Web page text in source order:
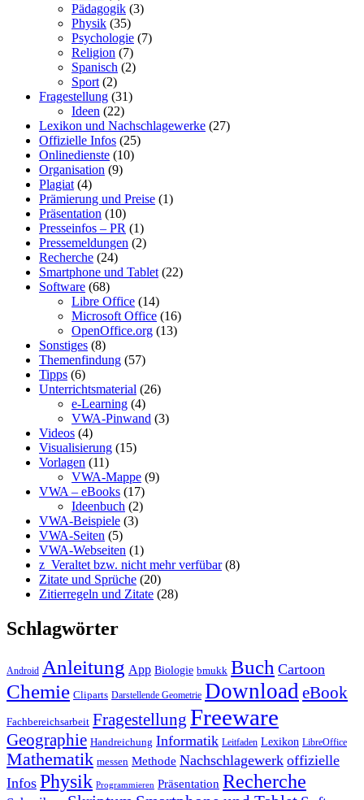
Pädagogik (3)
Physik (35)
Psychologie (7)
Religion (7)
Spanisch (2)
Sport (2)
Fragestellung (31)
Ideen (22)
Lexikon und Nachschlagewerke (27)
Offizielle Infos (25)
Onlinedienste (10)
Organisation (9)
Plagiat (4)
Prämierung und Preise (1)
Präsentation (10)
Presseinfos – PR (1)
Pressemeldungen (2)
Recherche (24)
Smartphone und Tablet (22)
Software (68)
Libre Office (14)
Microsoft Office (16)
OpenOffice.org (13)
Sonstiges (8)
Themenfindung (57)
Tipps (6)
Unterrichtsmaterial (26)
e-Learning (4)
VWA-Pinwand (3)
Videos (4)
Visualisierung (15)
Vorlagen (11)
VWA-Mappe (9)
VWA – eBooks (17)
Ideenbuch (2)
VWA-Beispiele (3)
VWA-Seiten (5)
VWA-Webseiten (1)
z_Veraltet bzw. nicht mehr verfübar(8)
Zitate und Sprüche (20)
Zitierregeln und Zitate (28)
Schlagwörter
Android Anleitung App Biologie bmukk Buch Cartoon
Chemie Cliparts Darstellende Geometrie Download eBook
Fachbereichsarbeit Fragestellung Freeware
Geographie Handreichung Informatik Leitfaden Lexikon LibreOffice
Mathematik messen Methode Nachschlagewerk offizielle
Infos Physik Programmieren Präsentation Recherche